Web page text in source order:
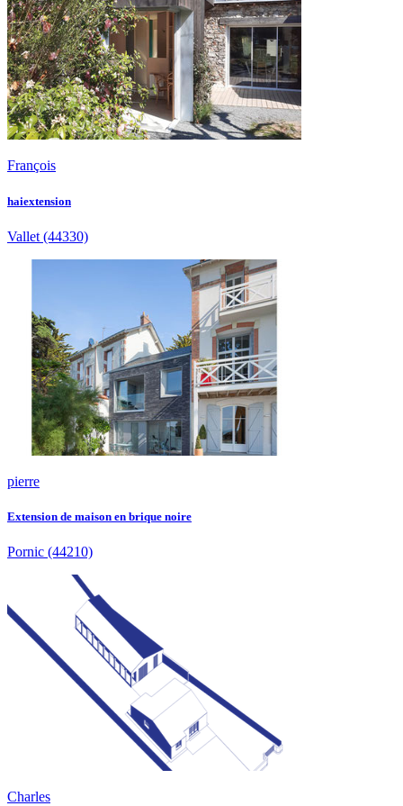
François
haiextension
Vallet (44330)
pierre
Extension de maison en brique noire
Pornic (44210)
Charles